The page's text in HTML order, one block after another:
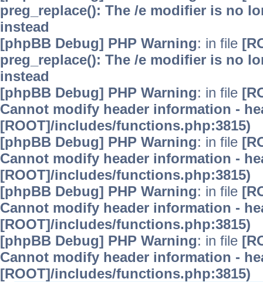
preg_replace(): The /e modifier is no
instead
[phpBB Debug] PHP Warning: in file
preg_replace(): The /e modifier is no
instead
[phpBB Debug] PHP Warning: in file
Cannot modify header information -
[ROOT]/includes/functions.php:3815)
[phpBB Debug] PHP Warning: in file
Cannot modify header information -
[ROOT]/includes/functions.php:3815)
[phpBB Debug] PHP Warning: in file
Cannot modify header information -
[ROOT]/includes/functions.php:3815)
[phpBB Debug] PHP Warning: in file
Cannot modify header information -
[ROOT]/includes/functions.php:3815)